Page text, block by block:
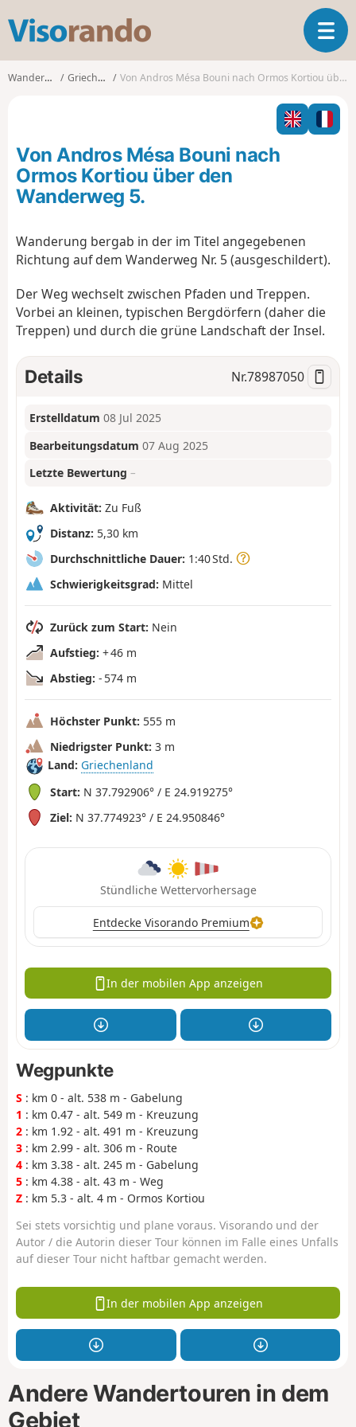
s
o
o
T
o
g
l
n
i
Wanderungen Griechenland Von Andros Mésa Bouni nach Ormos Kortiou über den Wanderweg 5.
Von Andros Mésa Bouni nach
Ormos Kortiou über den
Wanderweg 5.
Wanderung bergab in der im Titel angegebenen
Richtung auf dem Wanderweg Nr. 5 (ausgeschildert).
Der Weg wechselt zwischen Pfaden und Treppen.
Vorbei an kleinen, typischen Bergdörfern (daher die
Treppen) und durch die grüne Landschaft der Insel.
Details Nr.78987050
Erstelldatum 08 Jul 2025
Bearbeitungsdatum 07 Aug 2025
Letzte Bewertung –
Aktivität: Zu Fuß
Distanz: 5,30 km
Durchschnittliche Dauer: 1:40 Std.
Schwierigkeitsgrad: Mittel
Zurück zum Start: Nein
Aufstieg: + 46 m
Abstieg: - 574 m
Höchster Punkt: 555 m
Niedrigster Punkt: 3 m
Land: Griechenland
Start: N 37.792906° / E 24.919275°
Ziel: N 37.774923° / E 24.950846°
Stündliche Wettervorhersage
Entdecke Visorando Premium
In der mobilen App anzeigen
Wegpunkte
S : km 0 - alt. 538 m - Gabelung
1 : km 0.47 - alt. 549 m - Kreuzung
2 : km 1.92 - alt. 491 m - Kreuzung
3 : km 2.99 - alt. 306 m - Route
4 : km 3.38 - alt. 245 m - Gabelung
5 : km 4.38 - alt. 43 m - Weg
Z : km 5.3 - alt. 4 m - Ormos Kortiou
Sei stets vorsichtig und plane voraus. Visorando und der
Autor / die Autorin dieser Tour können im Falle eines Unfalls
auf dieser Tour nicht haftbar gemacht werden.
In der mobilen App anzeigen
Andere Wandertouren in dem
Gebiet